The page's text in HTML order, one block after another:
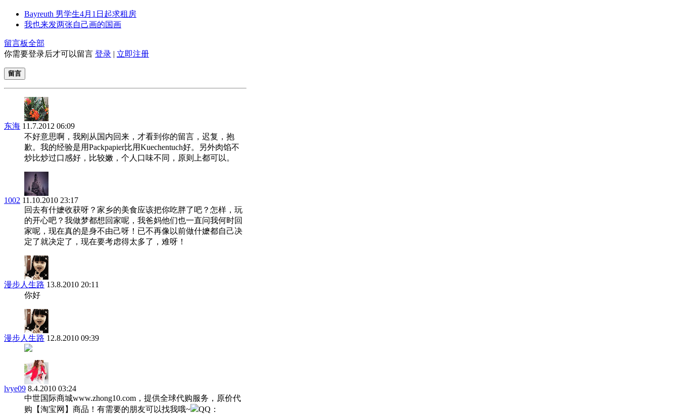
Bayreuth 男学生4月1日起求租房
我也来发两张自己画的国画
留言板全部
你需要登录后才可以留言 登录 | 立即注册
留言
东海 11.7.2012 06:09
不好意思啊，我刚从国内回来，才看到你的留言，迟复，抱
歉。我的经验是用Packpapier比用Kuechentuch好。另外肉馅不
炒比炒过口感好，比较嫩，个人口味不同，原则上都可以。
1002 11.10.2010 23:17
回去有什嬷收获呀？家乡的美食应该把你吃胖了吧？怎样，玩
的开心吧？我做梦都想回家呢，我爸妈他们也一直问我何时回
家呢，现在真的是身不由己呀！已不再像以前做什嬷都自己决
定了就决定了，现在要考虑得太多了，难呀！
漫步人生路 13.8.2010 20:11
你好
漫步人生路 12.8.2010 09:39
lvye09 8.4.2010 03:24
中世国际商城www.zhong10.com，提供全球代购服务，原价代
购【淘宝网】商品！有需要的朋友可以找我哦~
QQ：